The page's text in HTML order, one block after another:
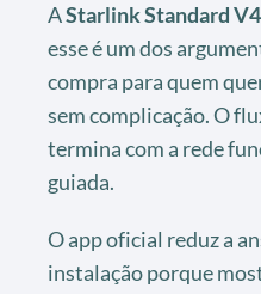
AStarlink Standard
esse é um dos
compra para quem
sem complicação. O
termina com a rede
guiada.
O app oficial reduz a
instalação porque